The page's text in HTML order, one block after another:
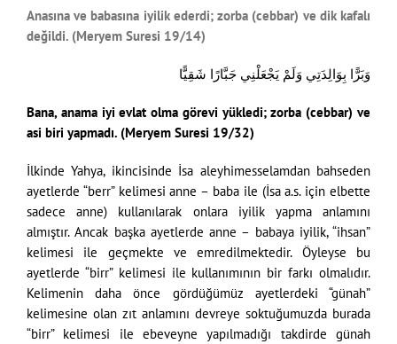
Anasına ve babasına iyilik ederdi; zorba (cebbar) ve dik kafalı
değildi. (Meryem Suresi 19/14)
وَبَرًّا بِوَالِدَتِي وَلَمْ يَجْعَلْنِي جَبَّارًا شَقِيًّا
Bana, anama iyi evlat olma görevi yükledi; zorba (cebbar) ve
asi biri yapmadı. (Meryem Suresi 19/32)
İlkinde Yahya, ikincisinde İsa aleyhimesselamdan bahseden
ayetlerde “berr” kelimesi anne – baba ile (İsa a.s. için elbette
sadece anne) kullanılarak onlara iyilik yapma anlamını
almıştır. Ancak başka ayetlerde anne – babaya iyilik, “ihsan”
kelimesi ile geçmekte ve emredilmektedir. Öyleyse bu
ayetlerde “birr” kelimesi ile kullanımının bir farkı olmalıdır.
Kelimenin daha önce gördüğümüz ayetlerdeki “günah”
kelimesine olan zıt anlamını devreye soktuğumuzda burada
“birr” kelimesi ile ebeveyne yapılmadığı takdirde günah